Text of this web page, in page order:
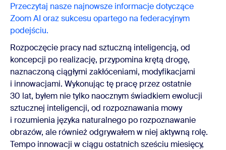
Przeczytaj nasze najnowsze informacje dotyczące
Zoom AI oraz sukcesu opartego na federacyjnym
podejściu.
Rozpoczęcie pracy nad sztuczną inteligencją, od
koncepcji po realizację, przypomina krętą drogę,
naznaczoną ciągłymi zakłóceniami, modyfikacjami
i innowacjami. Wykonując tę pracę przez ostatnie
30 lat, byłem nie tylko naocznym świadkiem ewolucji
sztucznej inteligencji, od rozpoznawania mowy
i rozumienia języka naturalnego po rozpoznawanie
obrazów, ale również odgrywałem w niej aktywną rolę.
Tempo innowacji w ciągu ostatnich sześciu miesięcy,